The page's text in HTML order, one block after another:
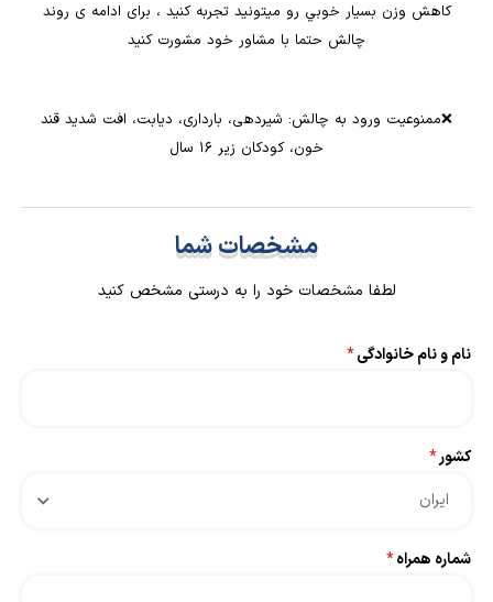
کاهش وزن بسيار خوبي رو میتونید تجربه کنید ، برای ادامه ی روند
چالش حتما با مشاور خود مشورت کنید
❌ممنوعیت ورود به چالش: شیردهی، بارداری، دیابت، افت شدید قند
خون، کودکان زیر ۱۶ سال
مشخصات شما
لطفا مشخصات خود را به درستی مشخص کنید
نام و نام خانوادگی*
کشور*
ایران
شماره همراه*